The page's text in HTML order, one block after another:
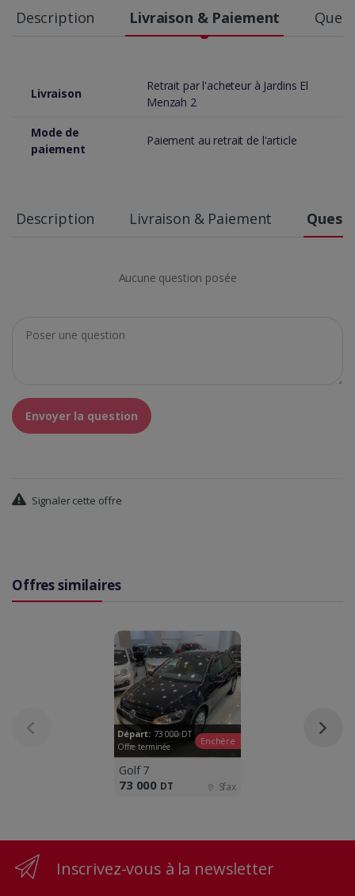
مرحبا بيكم😍😍
📍Résidence Feres lotissement al Yamama Jardin Del Menzah2
Description Livraison & Paiement
Livraison
Retrait par l'acheteur à Jardins El
Menzah 2
Mode de
paiement
Paiement au retrait de l'article
Description Livraison & Paiement
Aucune question posée
Envoyer la question
Signaler cette offre
Offres similaires
Départ: 73 000DT
Offre terminée
Enchère
Golf 7
73 000 DT Sfax
Inscrivez-vous à la newsletter